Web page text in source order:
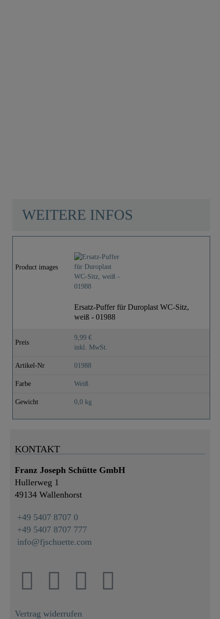
WEITERE INFOS
Product images
Ersatz-Puffer für Duroplast WC-Sitz,
weiß - 01988
Preis
9,99 €
inkl. MwSt.
Artikel-Nr 01988
Farbe Weiß
Gewicht 0,0 kg
KONTAKT
Franz Joseph Schütte GmbH
Hullerweg 1
49134 Wallenhorst
+49 5407 8707 0
+49 5407 8707 777
info@fjschuette.com
Vertrag widerrufen